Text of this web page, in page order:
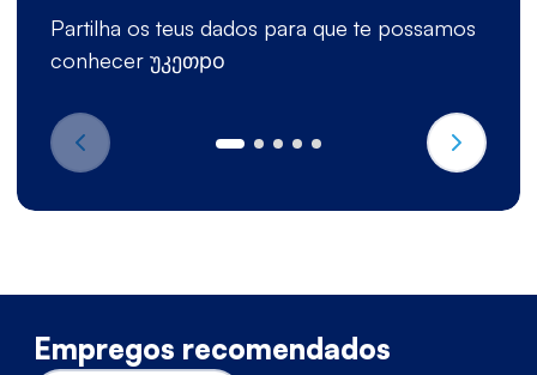
Partilha os teus dados para que te possamos
conhecer უკეთро
Empregos recomendados